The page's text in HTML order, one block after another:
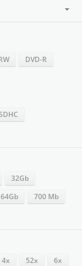
DVD-R
32Gb
64Gb
700 Mb
4х 52х
6x